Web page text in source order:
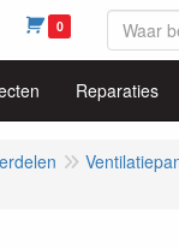
0
Reparaties